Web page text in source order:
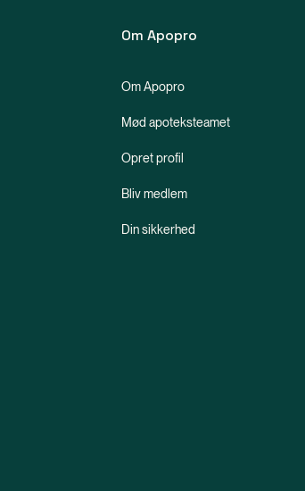
Om Apopro
Om Apopro
Mød apoteksteamet
Opret profil
Bliv medlem
Din sikkerhed